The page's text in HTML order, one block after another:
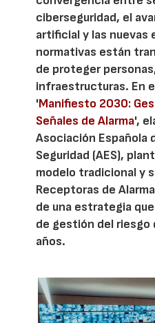
ciberseguridad, el
artificial y las nuevas
normativas están
de proteger
infraestructuras. En
'Manifiesto 2030:
Señales de Alarma',
Asociación Española
Seguridad (AES),
modelo tradicional y
Receptoras de
de una estrategia
de gestión del riesgo
años.